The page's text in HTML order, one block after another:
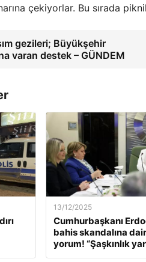
çekiyorlar. Bu sırada
gezileri; Büyükşehir
varan destek – GÜNDEM
13/12/2025
Cumhurbaşkanı
bahis skandalına dair
yorum! “Şaşkınlık